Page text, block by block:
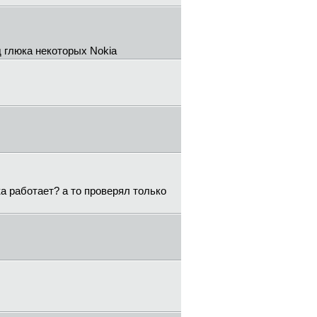
некоторых Nokia
а то проверял только